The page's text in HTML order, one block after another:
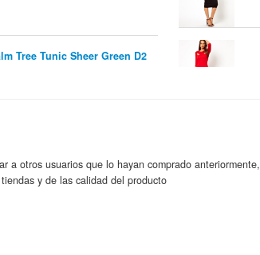
Tree Tunic Sheer Green D2
Sandals Chocolate
a otros usuarios que lo hayan comprado anteriormente,
y de las calidad del producto